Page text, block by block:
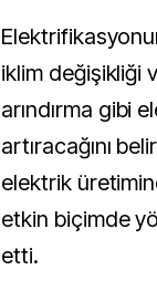
iklim değişikliği
arındırma gibi
artıracağını
elektrik
etkin biçimde
etti.